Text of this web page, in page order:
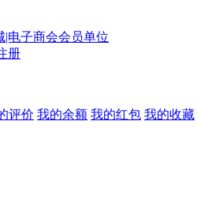
|电子商会会员单位
册
评价 我的余额 我的红包 我的收藏